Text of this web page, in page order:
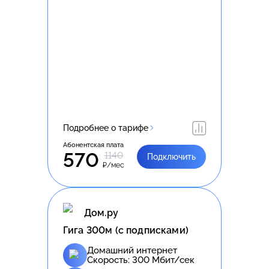
Подробнее о тарифе
Абонентская плата
570 1140
₽/мес
Подключить
Дом.ру
Гига 300м (с подписками)
Домашний интернет
Скорость: 300 Мбит/сек